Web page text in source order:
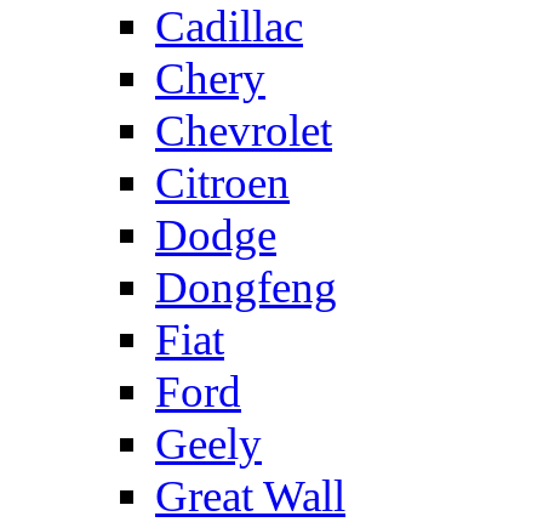
Cadillac
Chery
Chevrolet
Citroen
Dodge
Dongfeng
Fiat
Ford
Geely
Great Wall